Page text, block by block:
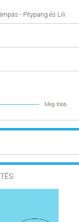
- Pitypang és Lili
Még több